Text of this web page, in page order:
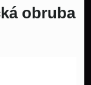
obruba